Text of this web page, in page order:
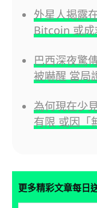
外星人揭露
Bitcoin 或成
巴西深夜驚
被嚇醒 當局
為何現在少
有限 或因「
更多精彩文章每日